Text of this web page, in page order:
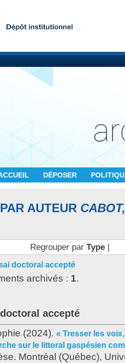
DÉPOSER
AUTEUR
Regrouper par Type|
doctoral accepté
archivés : 1.
accepté
(2024). « Tresser les
sur le littoral gaspésien
Montréal (Québec),